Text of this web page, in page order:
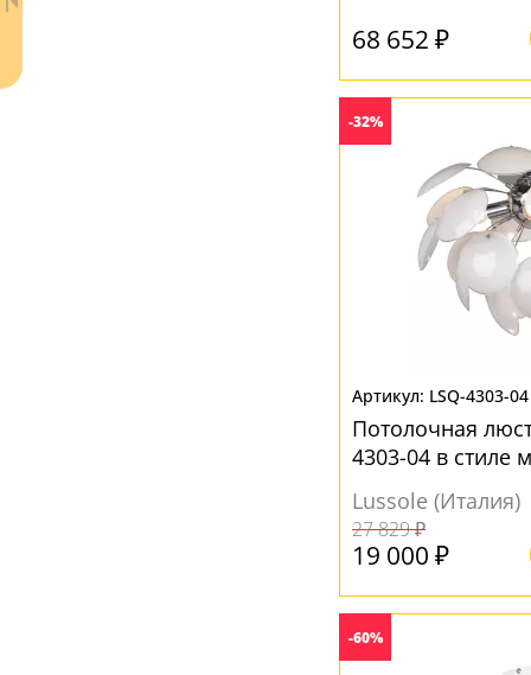
68 652 ₽
-32%
LSQ-4303-04
Потолочная
4303-04 в стиле
Lussole (Италия)
27 829 ₽
19 000 ₽
-60%